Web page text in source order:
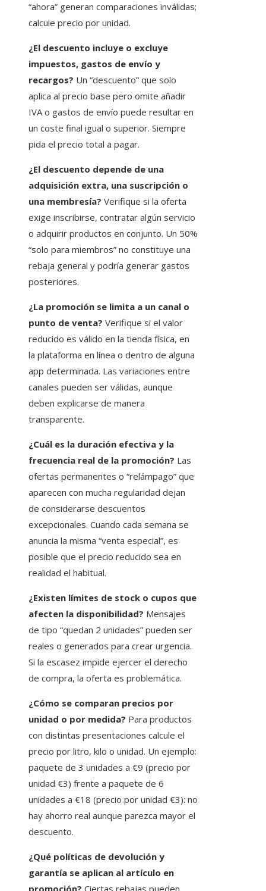
“ahora” generan comparaciones inválidas;
calcule precio por unidad.
¿El descuento incluye o excluye
impuestos, gastos de envío y
recargos? Un “descuento” que solo
aplica al precio base pero omite añadir
IVA o gastos de envío puede resultar en
un coste final igual o superior. Siempre
pida el precio total a pagar.
¿El descuento depende de una
adquisición extra, una suscripción o
una membresía? Verifique si la oferta
exige inscribirse, contratar algún servicio
o adquirir productos en conjunto. Un 50%
“solo para miembros” no constituye una
rebaja general y podría generar gastos
posteriores.
¿La promoción se limita a un canal o
punto de venta? Verifique si el valor
reducido es válido en la tienda física, en
la plataforma en línea o dentro de alguna
app determinada. Las variaciones entre
canales pueden ser válidas, aunque
deben explicarse de manera
transparente.
¿Cuál es la duración efectiva y la
frecuencia real de la promoción? Las
ofertas permanentes o “relámpago” que
aparecen con mucha regularidad dejan
de considerarse descuentos
excepcionales. Cuando cada semana se
anuncia la misma “venta especial”, es
posible que el precio reducido sea en
realidad el habitual.
¿Existen límites de stock o cupos que
afecten la disponibilidad? Mensajes
de tipo “quedan 2 unidades” pueden ser
reales o generados para crear urgencia.
Si la escasez impide ejercer el derecho
de compra, la oferta es problemática.
¿Cómo se comparan precios por
unidad o por medida? Para productos
con distintas presentaciones calcule el
precio por litro, kilo o unidad. Un ejemplo:
paquete de 3 unidades a €9 (precio por
unidad €3) frente a paquete de 6
unidades a €18 (precio por unidad €3): no
hay ahorro real aunque parezca mayor el
descuento.
¿Qué políticas de devolución y
garantía se aplican al artículo en